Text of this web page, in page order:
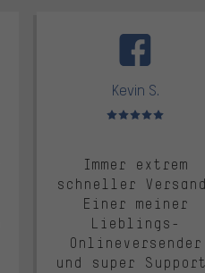
Kevin S.
Bewertungen: 5 von 5
Immer extrem
schneller
Einer meiner
Lieblings-
Onlineversender
und super